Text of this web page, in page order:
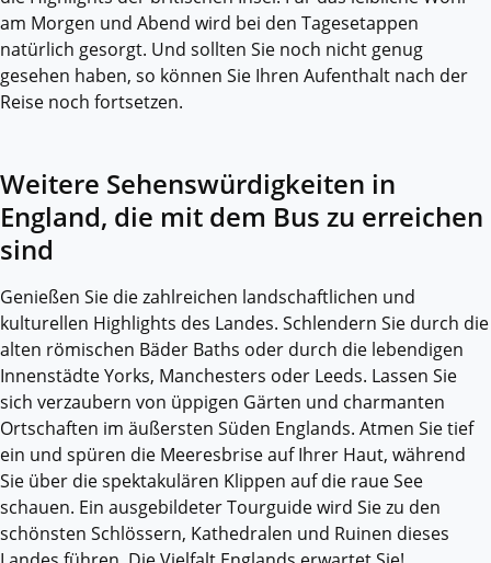
am Morgen und Abend wird bei den Tagesetappen
natürlich gesorgt. Und sollten Sie noch nicht genug
gesehen haben, so können Sie Ihren Aufenthalt nach der
Reise noch fortsetzen.
Weitere Sehenswürdigkeiten in
England, die mit dem Bus zu erreichen
sind
Genießen Sie die zahlreichen landschaftlichen und
kulturellen Highlights des Landes. Schlendern Sie durch die
alten römischen Bäder Baths oder durch die lebendigen
Innenstädte Yorks, Manchesters oder Leeds. Lassen Sie
sich verzaubern von üppigen Gärten und charmanten
Ortschaften im äußersten Süden Englands. Atmen Sie tief
ein und spüren die Meeresbrise auf Ihrer Haut, während
Sie über die spektakulären Klippen auf die raue See
schauen. Ein ausgebildeter Tourguide wird Sie zu den
schönsten Schlössern, Kathedralen und Ruinen dieses